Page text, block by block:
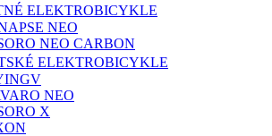
ELEKTROBICYKLE
NEO
NEO CARBON
ELEKTROBICYKLE
NEO
X